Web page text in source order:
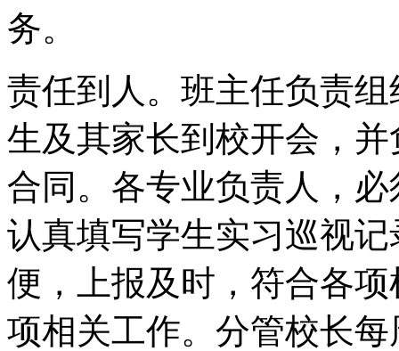
务。
责任到人。班主任负责
生及其家长到校开会，
合同。各专业负责人，
认真填写学生实习巡视
便，上报及时，符合各
项相关工作。分管校长